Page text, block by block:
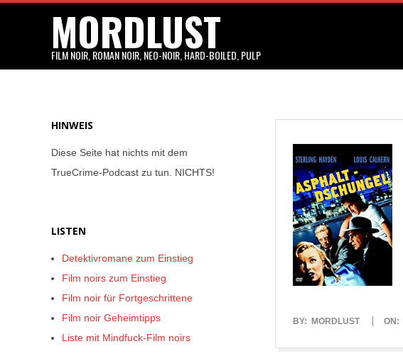
MORDLUST
FILM NOIR, ROMAN NOIR, NEO-NOIR, HARD-BOILED, PULP
2017-
BY: MORDLUST ON:
HINWEIS
Diese Seite hat nichts mit dem
TrueCrime-Podcast zu tun. NICHTS!
LISTEN
Detektivromane zum Einstieg
Film noirs zum Einstieg
Film noir für Fortgeschrittene
Film noir Geheimtipps
Liste mit Mindfuck-Film noirs